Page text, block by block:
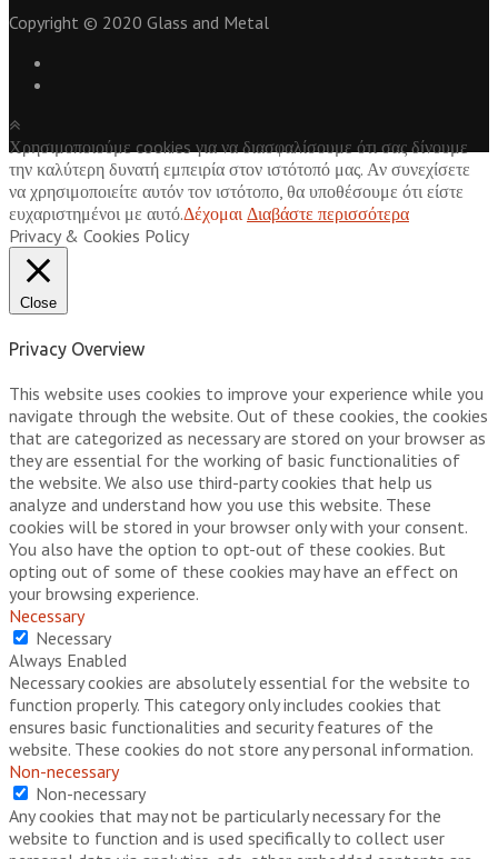
Copyright © 2020 Glass and Metal
Χρησιμοποιούμε cookies για να διασφαλίσουμε ότι σας δίνουμε
την καλύτερη δυνατή εμπειρία στον ιστότοπό μας. Αν συνεχίσετε
να χρησιμοποιείτε αυτόν τον ιστότοπο, θα υποθέσουμε ότι είστε
ευχαριστημένοι με αυτό.Δέχομαι Διαβάστε περισσότερα
Privacy & Cookies Policy
Close
Privacy Overview
This website uses cookies to improve your experience while you
navigate through the website. Out of these cookies, the cookies
that are categorized as necessary are stored on your browser as
they are essential for the working of basic functionalities of
the website. We also use third-party cookies that help us
analyze and understand how you use this website. These
cookies will be stored in your browser only with your consent.
You also have the option to opt-out of these cookies. But
opting out of some of these cookies may have an effect on
your browsing experience.
Necessary
Necessary
Always Enabled
Necessary cookies are absolutely essential for the website to
function properly. This category only includes cookies that
ensures basic functionalities and security features of the
website. These cookies do not store any personal information.
Non-necessary
Non-necessary
Any cookies that may not be particularly necessary for the
website to function and is used specifically to collect user